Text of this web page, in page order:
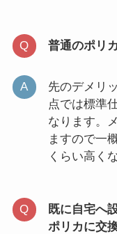
普通のポリ
先のデメリ
点では標準
なります。
ますので一
くらい高く
既に自宅へ
ポリカに交